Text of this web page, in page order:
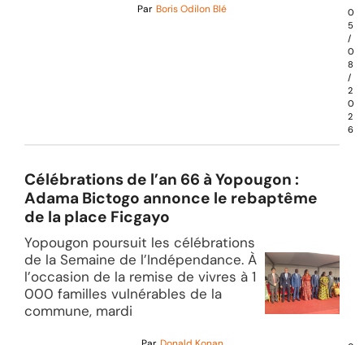
Par Boris Odilon Blé
0
5
/
0
8
/
2
0
2
6
Célébrations de l’an 66 à Yopougon :
Adama Bictogo annonce le rebaptême
de la place Ficgayo
Yopougon poursuit les célébrations
de la Semaine de l’Indépendance. À
l’occasion de la remise de vivres à 1
000 familles vulnérables de la
commune, mardi